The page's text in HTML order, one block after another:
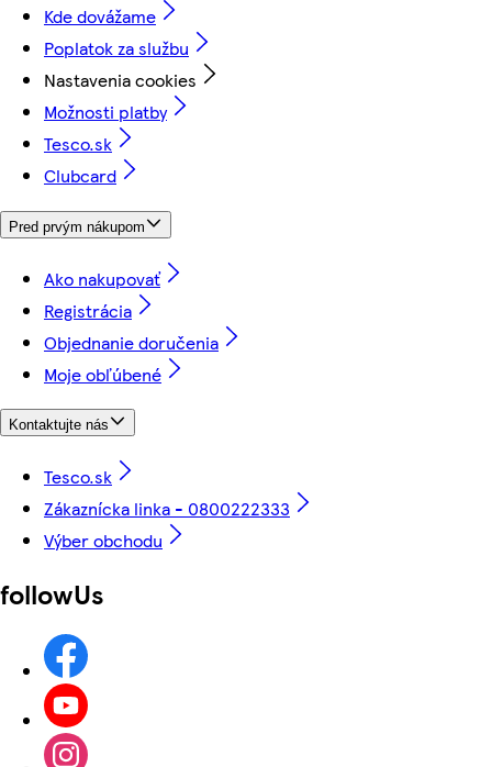
Kde dovážame
Poplatok za službu
Nastavenia cookies
Možnosti platby
Tesco.sk
Clubcard
Pred prvým nákupom
Ako nakupovať
Registrácia
Objednanie doručenia
Moje obľúbené
Kontaktujte nás
Tesco.sk
Zákaznícka linka - 0800222333
Výber obchodu
followUs